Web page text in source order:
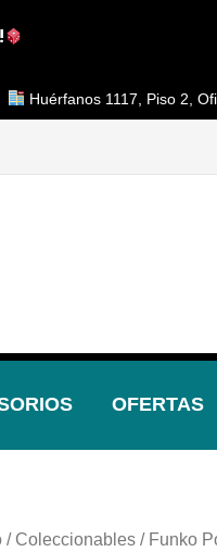
1117, Piso 2, Oficina
OFERTAS
/ Coleccionables / Funko